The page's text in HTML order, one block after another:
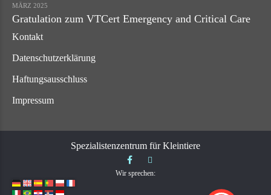
MÄRZ 2025
Gratulation zum VTCert Emergency and Critical Care
Kontakt
Datenschutzerklärung
Haftungsausschluss
Impressum
Spezialistenzentrum für Kleintiere
Wir sprechen: